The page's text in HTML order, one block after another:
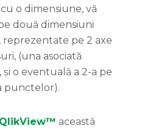
o dimensiune, vă
două dimensiuni
pe 2 axe
(una asociată
o eventuală a 2-a pe
punctelor).
QlikView™ această